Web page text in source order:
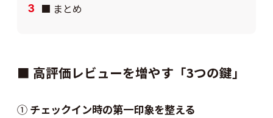
■ まとめ
■ 高評価レビューを増やす「3つの鍵」
① チェックイン時の第一印象を整える